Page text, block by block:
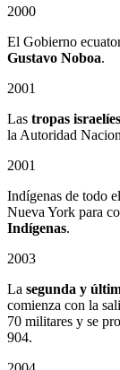
2000
El Gobierno
Gustavo Noboa.
2001
Las tropas
la Autoridad
2001
Indígenas de todo
Nueva York para
Indígenas.
2003
La segunda y
comienza con la
70 militares y se
904.